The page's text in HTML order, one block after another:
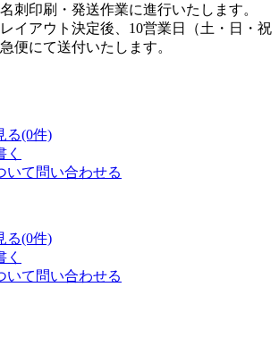
刺印刷・発送作業に進行いたします。
イアウト決定後、10営業日（土・日・祝
便にて送付いたします。
る(0件)
く
いて問い合わせる
る(0件)
く
いて問い合わせる